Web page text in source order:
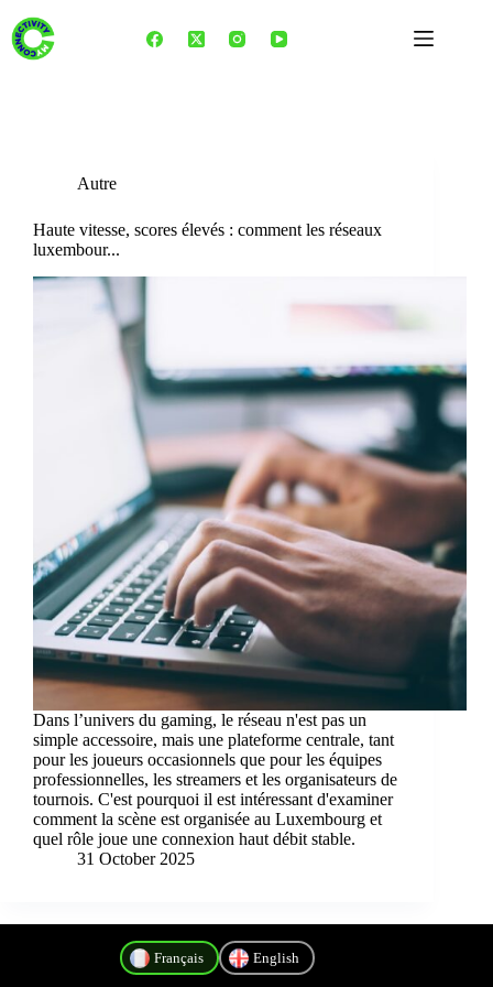
content
Autre
Haute vitesse, scores élevés : comment les réseaux
luxembour...
Dans l’univers du gaming, le réseau n'est pas un
simple accessoire, mais une plateforme centrale, tant
pour les joueurs occasionnels que pour les équipes
professionnelles, les streamers et les organisateurs de
tournois. C'est pourquoi il est intéressant d'examiner
comment la scène est organisée au Luxembourg et
quel rôle joue une connexion haut débit stable.
31 October 2025
Français English